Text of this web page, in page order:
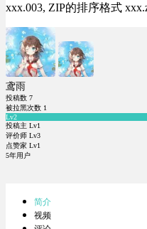
xxx.003, ZIP的排序格式
鸢雨
投稿数 7
被拉黑次数 1
Lv2
投稿主 Lv1
评价师 Lv3
点赞家 Lv1
5年用户
简介
视频